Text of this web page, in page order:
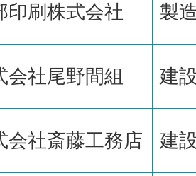
印刷株式会社 製
会社尾野間組 建
会社斎藤工務店 建